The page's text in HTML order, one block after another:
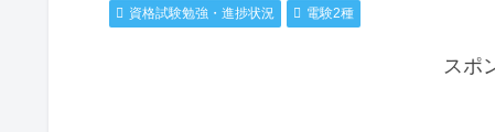
資格試験勉強・進捗状況 電験2種
スポ